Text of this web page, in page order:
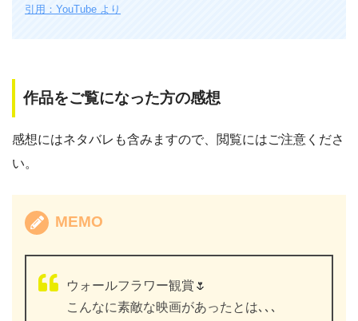
引用：YouTube より
作品をご覧になった方の感想
感想にはネタバレも含みますので、閲覧にはご注意くださ
い。
MEMO
ウォールフラワー観賞🌷
こんなに素敵な映画があったとは､､､